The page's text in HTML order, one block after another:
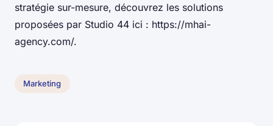
stratégie sur-mesure, découvrez les solutions
proposées par Studio 44 ici : https://mhai-
agency.com/.
Marketing